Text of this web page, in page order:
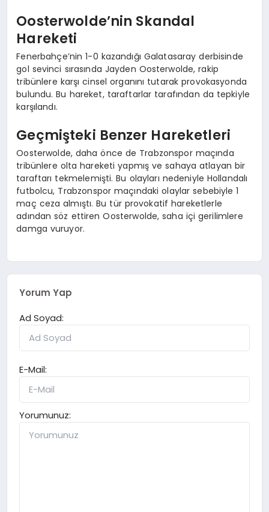
EĞITIM
Oosterwolde’nin Skandal
Hareketi
Fenerbahçe’nin 1-0 kazandığı Galatasaray derbisinde
gol sevinci sırasında Jayden Oosterwolde, rakip
tribünlere karşı cinsel organını tutarak provokasyonda
bulundu. Bu hareket, taraftarlar tarafından da tepkiyle
karşılandı.
Geçmişteki Benzer Hareketleri
Oosterwolde, daha önce de Trabzonspor maçında
tribünlere olta hareketi yapmış ve sahaya atlayan bir
taraftarı tekmelemişti. Bu olayları nedeniyle Hollandalı
futbolcu, Trabzonspor maçındaki olaylar sebebiyle 1
maç ceza almıştı. Bu tür provokatif hareketlerle
adından söz ettiren Oosterwolde, saha içi gerilimlere
damga vuruyor.
Yorum Yap
Ad Soyad:
E-Mail:
Yorumunuz: